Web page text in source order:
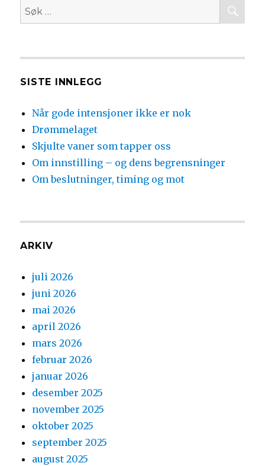
Søk
etter:
SISTE INNLEGG
Når gode intensjoner ikke er nok
Drømmelaget
Skjulte vaner som tapper oss
Om innstilling – og dens begrensninger
Om beslutninger, timing og mot
ARKIV
juli 2026
juni 2026
mai 2026
april 2026
mars 2026
februar 2026
januar 2026
desember 2025
november 2025
oktober 2025
september 2025
august 2025